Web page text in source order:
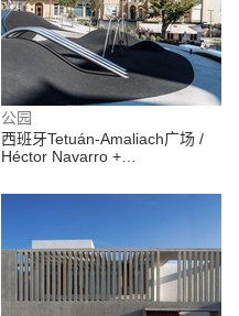
公园
西班牙Tetuán-Amaliach广场 /
Héctor Navarro +